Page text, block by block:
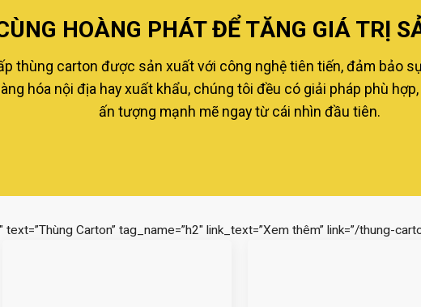
HOÀNG PHÁT ĐỂ TĂNG GIÁ TRỊ
thùng carton được sản xuất với công nghệ tiên tiến, đảm bảo
hóa nội địa hay xuất khẩu, chúng tôi đều có giải pháp phù
ấn tượng mạnh mẽ ngay từ cái nhìn đầu tiên.
Carton” tag_name=”h2″ link_text=”Xem thêm” link=”/thung-